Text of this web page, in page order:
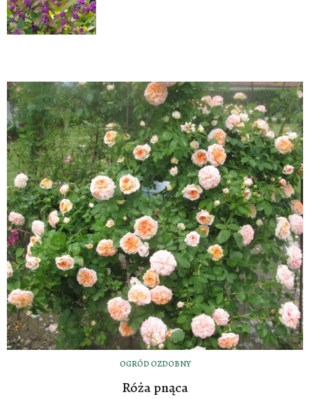
OGRÓD OZDOBNY
Róża pnąca